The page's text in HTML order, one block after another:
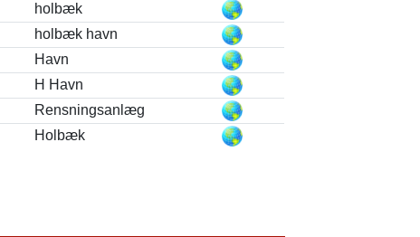
holbæk
holbæk havn
Havn
H Havn
Rensningsanlæg
Holbæk